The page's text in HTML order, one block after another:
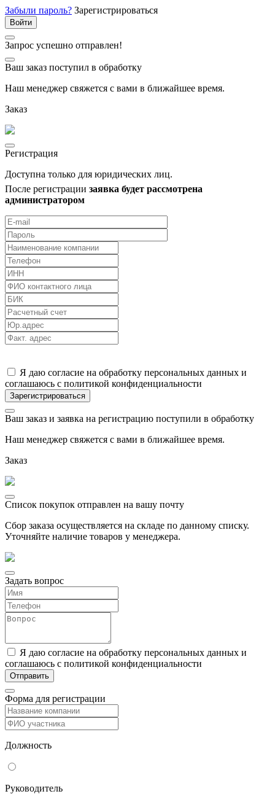
Забыли пароль? Зарегистрироваться
Запрос успешно отправлен!
Ваш заказ поступил в обработку
Наш менеджер свяжется с вами в ближайшее время.
Заказ
Регистрация
Доступна только для юридических лиц.
После регистрации заявка будет рассмотрена
администратором
Я даю согласие на обработку персональных данных и
соглашаюсь с политикой конфиденциальности
Ваш заказ и заявка на регистрацию поступили в обработку
Наш менеджер свяжется с вами в ближайшее время.
Заказ
Список покупок отправлен на вашу почту
Сбор заказа осуществляется на складе по данному списку.
Уточняйте наличие товаров у менеджера.
Задать вопрос
Я даю согласие на обработку персональных данных и
соглашаюсь с политикой конфиденциальности
Форма для регистрации
Должность
Руководитель